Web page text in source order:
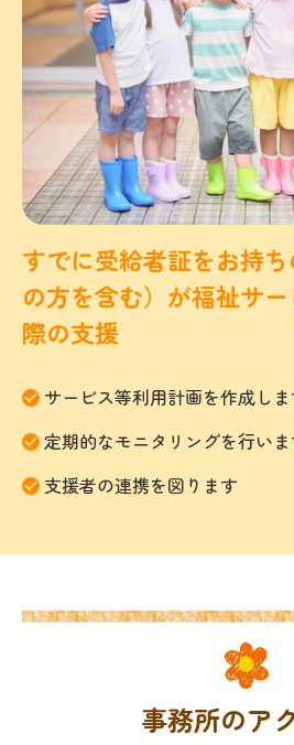
すでに受給者証をお持
の方を含む）が福祉サ
際の支援
サービス等利用計画を作成し
定期的なモニタリングを行い
支援者の連携を図ります
事務所のア